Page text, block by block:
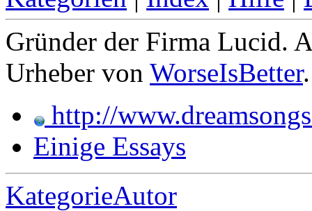
Gründer der Firma Lucid.
Urheber von WorseIsBetter.
http://
Einige Essays
KategorieAutor